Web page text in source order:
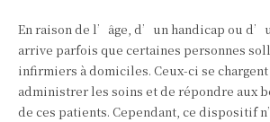
En raison de l’âge, d’un handicap ou
arrive parfois que certaines personnes
infirmiers à domiciles. Ceux-ci se
administrer les soins et de répondre aux
de ces patients. Cependant, ce dispositif